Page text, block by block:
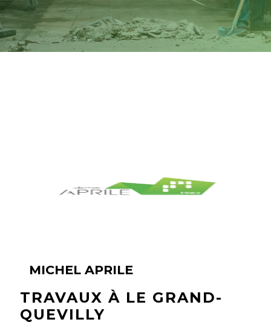
MICHEL APRILE
TRAVAUX À LE GRAND-
QUEVILLY